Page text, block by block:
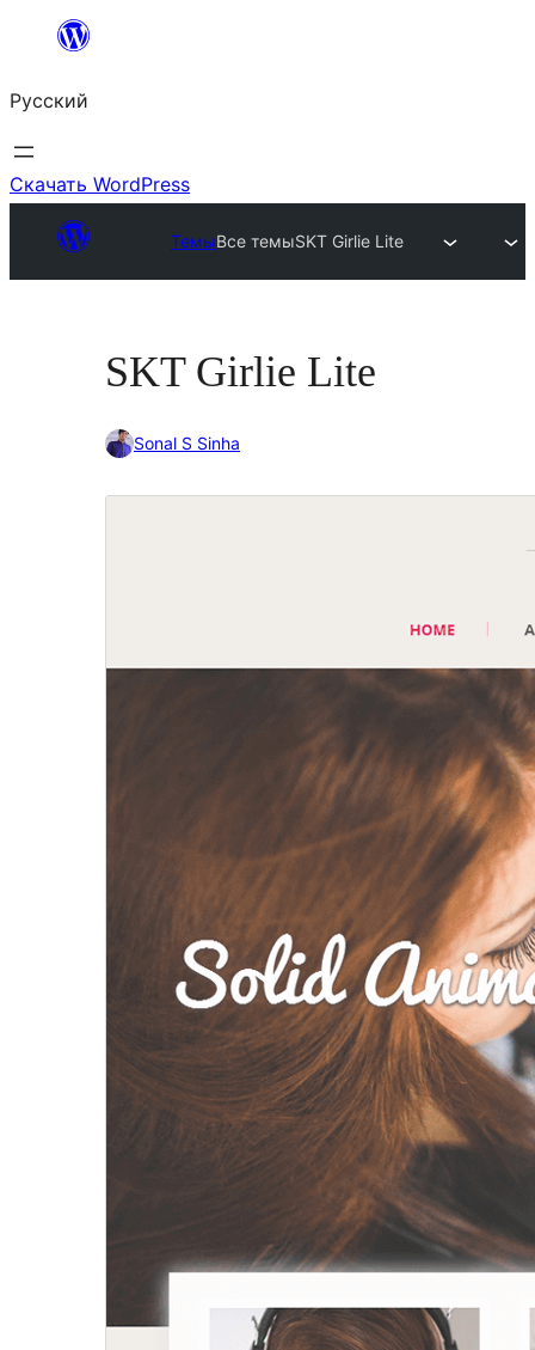
Перейти
содержимому
Русский
Скачать WordPress
ТемыВсе темыSKT Girlie Lite
SKT Girlie Lite
Sonal S Sinha